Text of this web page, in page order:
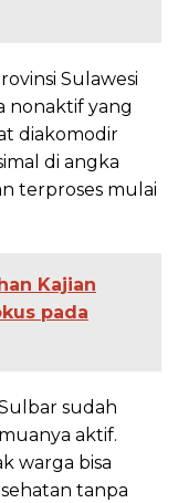
Sulawesi
nonaktif yang
diakomodir
di angka
terproses mulai
Kajian
pada
sudah
aktif.
warga bisa
tanpa